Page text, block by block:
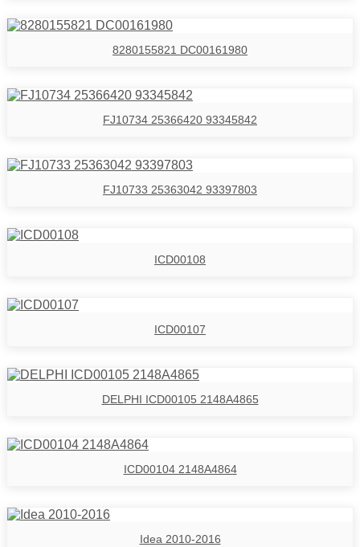
8280155821 DC00161980
FJ10734 25366420 93345842
FJ10733 25363042 93397803
ICD00108
ICD00107
DELPHI ICD00105 2148A4865
ICD00104 2148A4864
Idea 2010-2016